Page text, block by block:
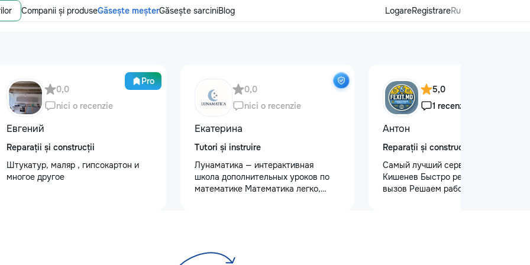
Companii și produseGăsește meșterGăsește sarciniBlog LogareRegistrareRu
Pro
0,0
nici o recenzie
Евгений
Reparații și construcții
Штукатур, маляр , гипсокартон и
многое другое
0,0
nici o recenzie
Екатерина
Tutori și instruire
Лунаматика — интерактивная
школа дополнительных уроков по
математике Математика легко,
Занятия 2 раза в неделю - Онлайн и
5,0
1 recenzie
Антон
Reparații și construcții
Самый лучший сервис в городе
Кишенев Быстро реагируем на
вызов Решаем работы почти любой